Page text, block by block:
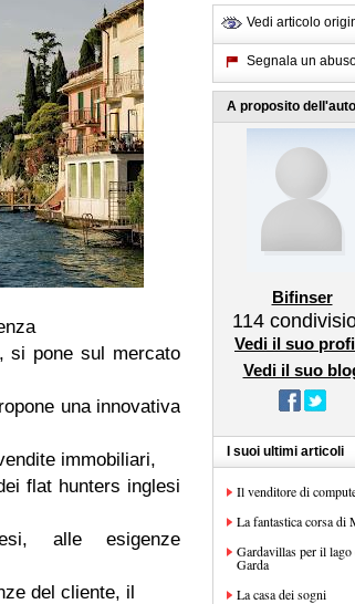
si pone sul mercato
una innovativa
immobiliari,
flat hunters inglesi
alle esigenze
del cliente, il
Vedi articolo
Segnala un
A proposito
Bifinser
114
Vedi il suo
Vedi il suo
I suoi ultimi articoli
Il venditore di
La fantastica corsa di
Gardavillas per il
Garda
La casa dei sogni